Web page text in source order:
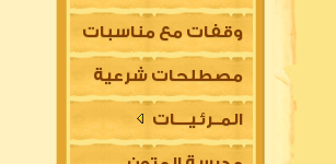
وقفات مع مناسبات
مصطلحات شرعية
المــرئـيــــات